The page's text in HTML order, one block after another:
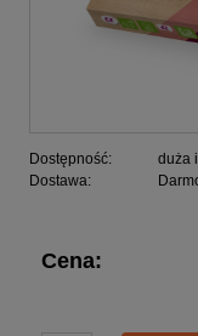
Dostępność:
duża
Dostawa:
Cena nie zawiera
Cena: